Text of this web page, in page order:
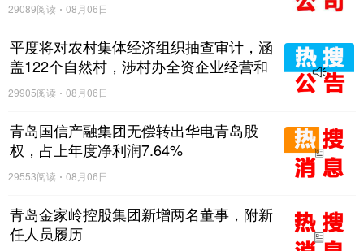
29089阅读 08月06日
平度将对农村集体经济组织抽查审计，涵
盖122个自然村，涉村办全资企业经营和
与村集体资金往来等情况
29905阅读 08月06日
青岛国信产融集团无偿转出华电青岛股
权，占上年度净利润7.64%
29553阅读 08月06日
青岛金家岭控股集团新增两名董事，附新
任人员履历